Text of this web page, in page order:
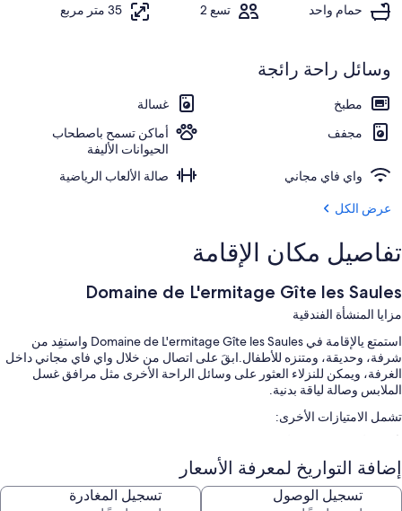
تفاصيل الفندق من الخارج حمام واحد تسع 2 35 متر مربع
وسائل راحة رائجة
مطبخ
غسالة
مجفف
أماكن تسمح باصطحاب
الحيوانات الأليفة
واي فاي مجاني
صالة الألعاب الرياضية
عرض الكل
تفاصيل مكان الإقامة
Domaine de L'ermitage Gîte les Saules
مزايا المنشأة الفندقية
استمتع يالإقامة في Domaine de L'ermitage Gîte les Saules واستفِد من
شرفة، وحديقة، ومتنزه للأطفال.ابقَ على اتصال من خلال واي فاي مجاني داخل
الغرفة، ويمكن للنزلاء العثور على وسائل الراحة الأخرى مثل مرافق غسل
الملابس وصالة لياقة بدنية.
تشمل الامتيازات الأخرى:
سمات الغرفة
توفر جميع غرف النزلاء في منشأة Domaine de L'ermitage Gîte les Saules
إضافة التواريخ لمعرفة الأسعار
تسجيل الوصول تسجيل المغادرة